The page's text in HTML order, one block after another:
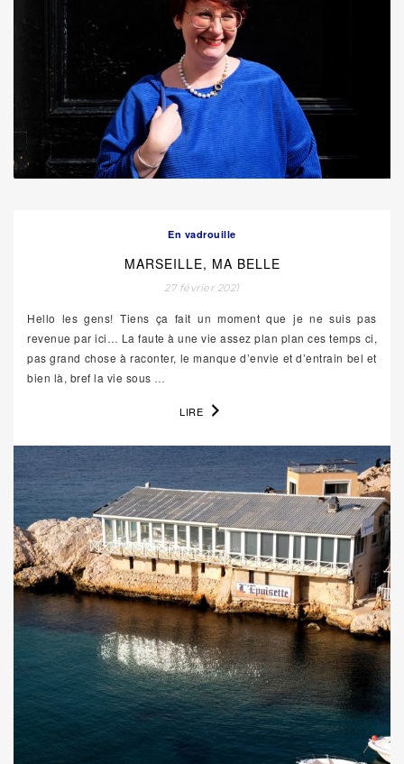
En vadrouille
MARSEILLE, MA BELLE
27 février 2021
Hello les gens! Tiens ça fait un moment que je ne suis pas
revenue par ici… La faute à une vie assez plan plan ces temps ci,
pas grand chose à raconter, le manque d’envie et d’entrain bel et
bien là, bref la vie sous …
LIRE